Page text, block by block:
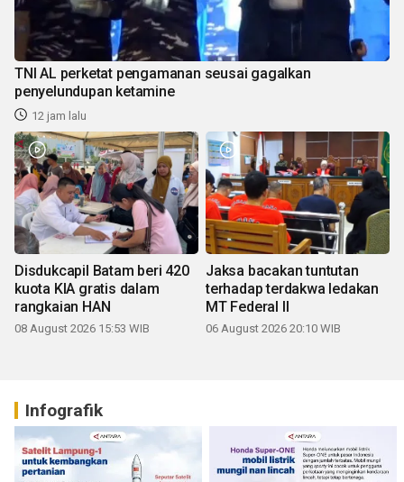
TNI AL perketat pengamanan seusai gagalkan
penyelundupan ketamine
12 jam lalu
Disdukcapil Batam beri 420
kuota KIA gratis dalam
rangkaian HAN
08 August 2026 15:53 WIB
Jaksa bacakan tuntutan
terhadap terdakwa ledakan
MT Federal II
06 August 2026 20:10 WIB
Infografik